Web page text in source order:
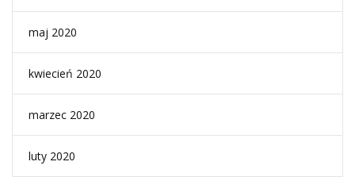
maj 2020
kwiecień 2020
marzec 2020
luty 2020